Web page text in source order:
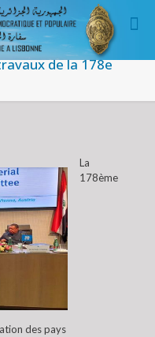
de la 178e
La
178ème
des pays